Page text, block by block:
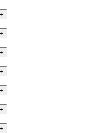
+
+
+
+
+
+
+